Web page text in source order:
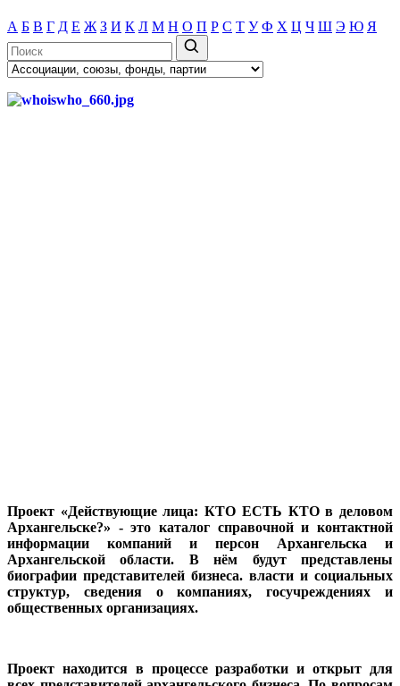
А Б В Г Д Е Ж З И К Л М Н О П Р С Т У Ф Х Ц Ч Ш Э Ю Я
Проект «Действующие лица: КТО ЕСТЬ КТО в деловом
Архангельске?» - это каталог справочной и контактной
информации компаний и персон Архангельска и
Архангельской области. В нём будут представлены
биографии представителей бизнеса. власти и социальных
структур, сведения о компаниях, госучреждениях и
общественных организациях.
Проект находится в процессе разработки и открыт для